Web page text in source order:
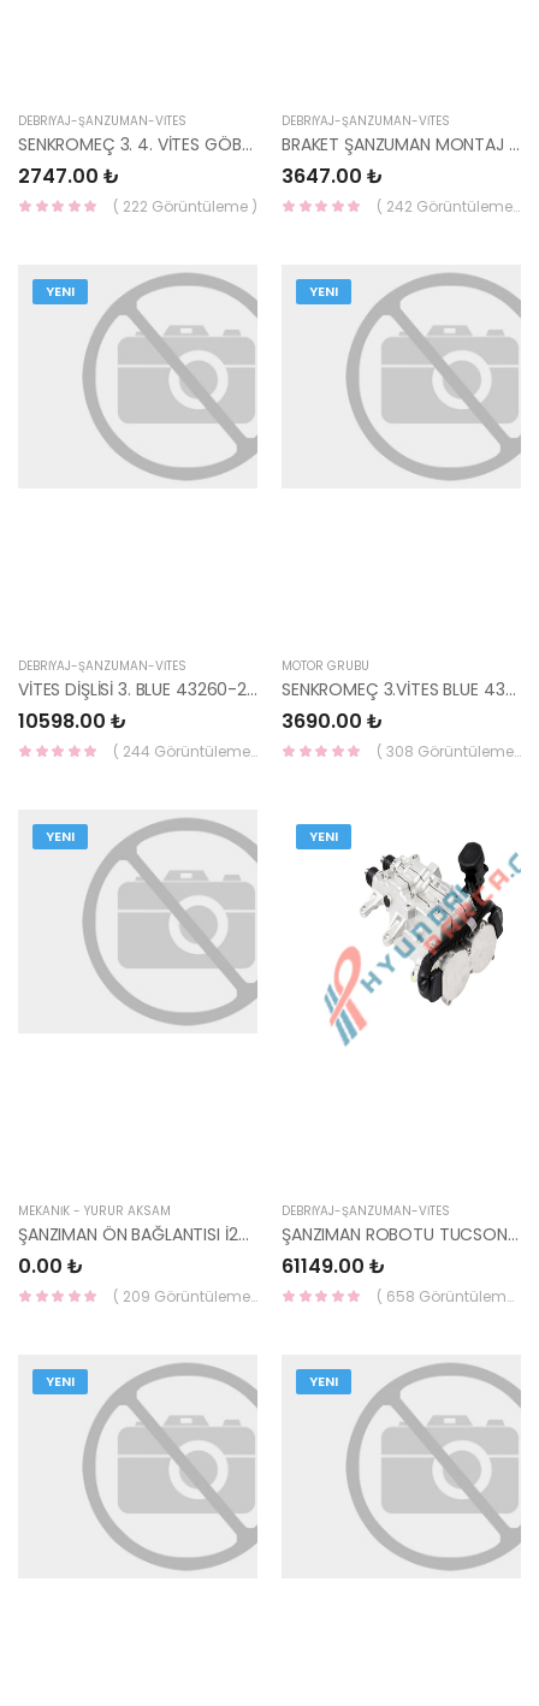
DEBRİYAJ-ŞANZUMAN-VİTES
SENKROMEÇ 3. 4. VİTES GÖBEĞİ BLUE 43352-26001-HMC
2747.00 ₺
( 222 Görüntüleme )
DEBRİYAJ-ŞANZUMAN-VİTES
BRAKET ŞANZUMAN MONTAJ RİO 17- 21950-H8100-HMC
3647.00 ₺
( 242 Görüntüleme )
YENI
DEBRİYAJ-ŞANZUMAN-VİTES
VİTES DİŞLİSİ 3. BLUE 43260-26210-HMC
10598.00 ₺
( 244 Görüntüleme )
YENI
MOTOR GRUBU
SENKROMEÇ 3.VİTES BLUE 43394-26210-HMC
3690.00 ₺
( 308 Görüntüleme )
YENI
MEKANİK - YÜRÜR AKSAM
ŞANZIMAN ÖN BAĞLANTISI İ20 45211-23201-HMC
0.00 ₺
( 209 Görüntüleme )
YENI
DEBRİYAJ-ŞANZUMAN-VİTES
ŞANZIMAN ROBOTU TUCSON 15-18 / KONA 18- / ELANTRA 16-18 / SPORTAGE 16-18 / DCT 7
61149.00 ₺
( 658 Görüntüleme )
YENI YENI